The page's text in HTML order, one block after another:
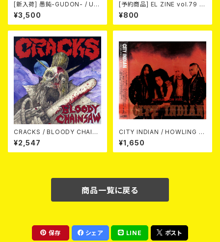
[新入荷] 愚鈍-GUDON- / US
TOUR 2026 T-shirt
¥3,500
[予約商品] EL ZINE vol.79 8
月25日発売予定
¥800
CRACKS / BLOODY CHAIN
SAW (CD)
¥2,547
CITY INDIAN / HOWLING O
N FIRE (CD)
¥1,650
商品一覧に戻る
保存 シェア LINE ポスト